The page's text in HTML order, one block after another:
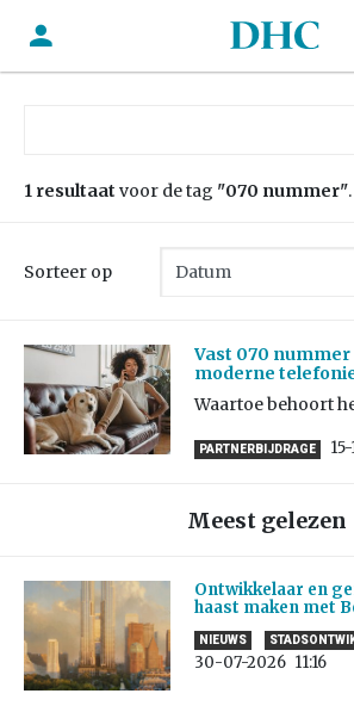
1 resultaat voor de tag "070 nummer".
Sorteer op
Vast 070 nummer
moderne
Waartoe behoort
PARTNERBIJDRAGE
Meest gelezen
Ontwikkelaar en
haast maken met
NIEUWS
30-07-2026 11:16